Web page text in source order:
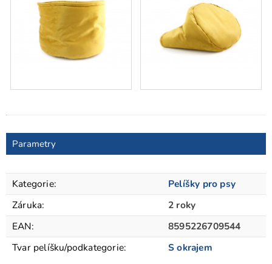
Parametry
Kategorie:
Pelíšky pro psy
Záruka:
2 roky
EAN:
8595226709544
Tvar pelíšku/podkategorie: S okrajem